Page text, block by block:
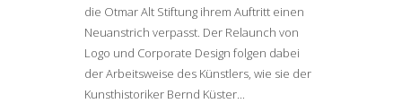
die Otmar Alt Stiftung ihrem Auftritt einen
Neuanstrich verpasst. Der Relaunch von
Logo und Corporate Design folgen dabei
der Arbeitsweise des Künstlers, wie sie der
Kunsthistoriker Bernd Küster...